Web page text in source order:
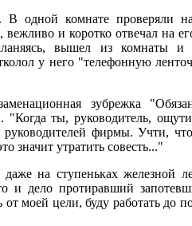
В одной комнате проверяли
вежливо и коротко отвечал на
вышел из комнаты
у него "телефонную
зубрежка
"Когда ты, руководитель,
фирмы. Учти,
значит утратить совесть..."
на ступеньках железной
дело протиравший
моей цели, буду работать до